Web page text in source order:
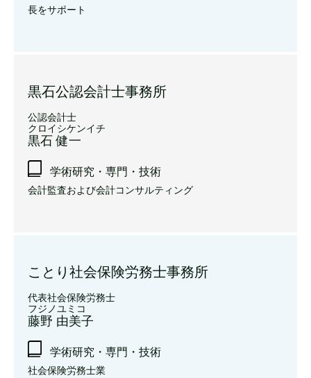
長をサポート
黒石公認会計士事務所
公認会計士
クロイシケンイチ
黒石 健一
学術研究・専門・技術
会計監査および会計コンサルティング
ことり社会保険労務士事務所
代表社会保険労務士
フジノユミコ
藤野 由美子
学術研究・専門・技術
社会保険労務士業